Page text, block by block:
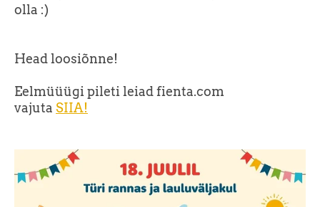
olla :)
Head loosiõnne!
Eelmüüügi pileti leiad fienta.com
vajuta SIIA!